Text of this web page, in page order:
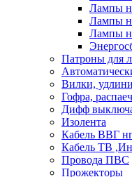
Лампы
Лампы
Лампы
Патроны для
Вилки,
Гофра,
Дифф
Изолента
Кабель ВВГ
Кабель ТВ
Провода ПВС
Прожекторы